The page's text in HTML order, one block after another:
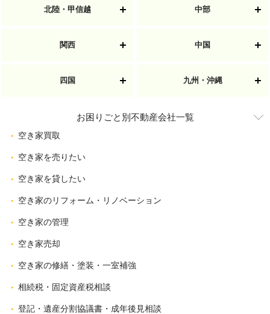
北陸・甲信越 中部
関西 中国
四国 九州・沖縄
お困りごと別不動産会社一覧
空き家買取
空き家を売りたい
空き家を貸したい
空き家のリフォーム・リノベーション
空き家の管理
空き家売却
空き家の修繕・塗装・一室補強
相続税・固定資産税相談
登記・遺産分割協議書・成年後見相談